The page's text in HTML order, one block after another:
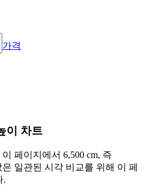
가격
이 차트
페이지에서 6,500 cm, 즉
일관된 시각 비교를 위해 이 페
.